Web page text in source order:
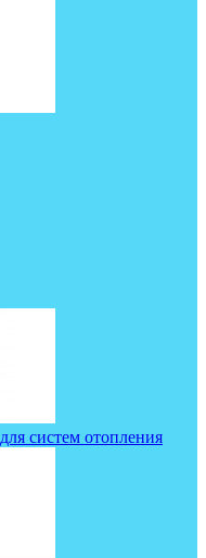
систем отопления